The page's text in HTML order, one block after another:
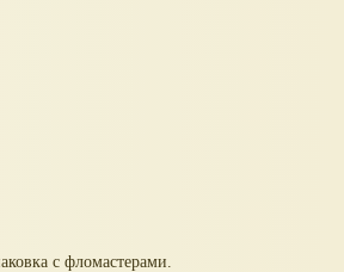
с фломастерами.